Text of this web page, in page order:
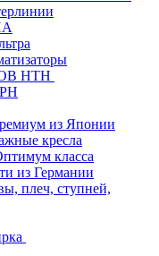
HTH
из Японии
кресла
класса
из Германии
плеч, ступней,